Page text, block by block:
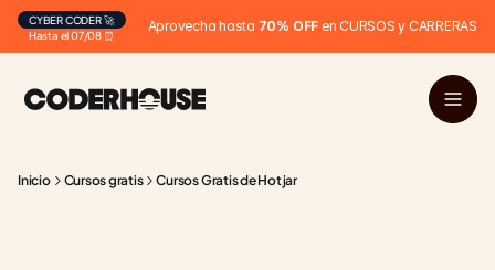
Hasta el 07/08 ⏰
CYBER CODER 🚀 Aprovecha hasta 70% OFF en CURSOS y CARRERAS
Inicio Cursos gratis Cursos Gratis de Hotjar